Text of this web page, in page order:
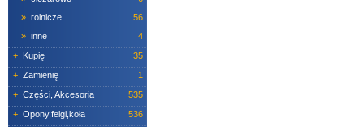
» rolnicze
56
» inne
4
+ Kupię
35
+ Zamienię
1
+ Części, Akcesoria
535
+ Opony,felgi,koła
536